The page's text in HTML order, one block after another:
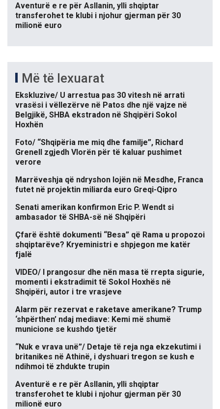
Aventurë e re për Asllanin, ylli shqiptar
transferohet te klubi i njohur gjerman për 30
milionë euro
Më të lexuarat
Ekskluzive/ U arrestua pas 30 vitesh në arrati
vrasësi i vëllezërve në Patos dhe një vajze në
Belgjikë, SHBA ekstradon në Shqipëri Sokol
Hoxhën
Foto/ “Shqipëria me miq dhe familje”, Richard
Grenell zgjedh Vlorën për të kaluar pushimet
verore
Marrëveshja që ndryshon lojën në Mesdhe, Franca
futet në projektin miliarda euro Greqi-Qipro
Senati amerikan konfirmon Eric P. Wendt si
ambasador të SHBA-së në Shqipëri
Çfarë është dokumenti “Besa” që Rama u propozoi
shqiptarëve? Kryeministri e shpjegon me katër
fjalë
VIDEO/ I prangosur dhe nën masa të rrepta sigurie,
momenti i ekstradimit të Sokol Hoxhës në
Shqipëri, autor i tre vrasjeve
Alarm për rezervat e raketave amerikane? Trump
‘shpërthen’ ndaj mediave: Kemi më shumë
municione se kushdo tjetër
“Nuk e vrava unë”/ Detaje të reja nga ekzekutimi i
britanikes në Athinë, i dyshuari tregon se kush e
ndihmoi të zhdukte trupin
Aventurë e re për Asllanin, ylli shqiptar
transferohet te klubi i njohur gjerman për 30
milionë euro